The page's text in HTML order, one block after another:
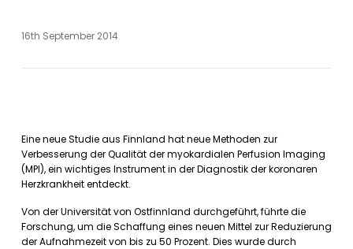
16th September 2014
Eine neue Studie aus Finnland hat neue Methoden zur
Verbesserung der Qualität der myokardialen Perfusion Imaging
(MPI), ein wichtiges Instrument in der Diagnostik der koronaren
Herzkrankheit entdeckt.
Von der Universität von Ostfinnland durchgeführt, führte die
Forschung, um die Schaffung eines neuen Mittel zur Reduzierung
der Aufnahmezeit von bis zu 50 Prozent. Dies wurde durch